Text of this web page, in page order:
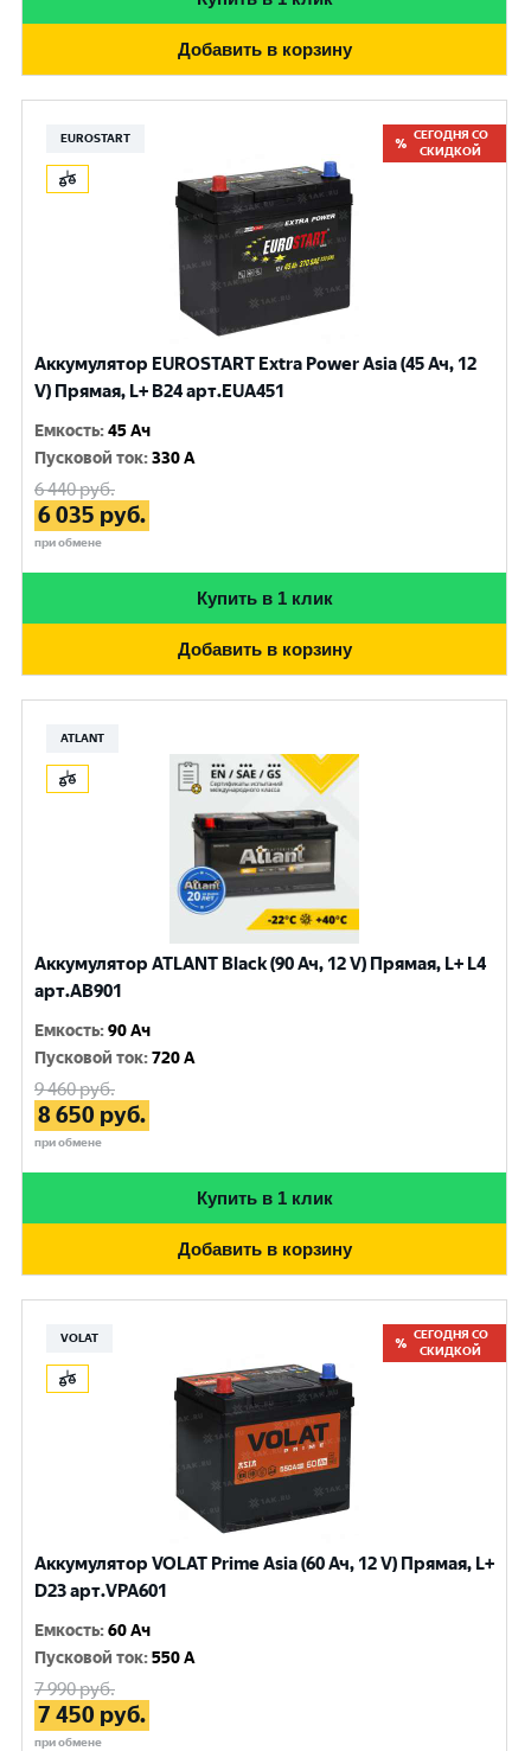
Добавить в корзину
EUROSTART
СЕГОДНЯ СО
СКИДКОЙ
Аккумулятор EUROSTART Extra Power Asia (45 Ач, 12
V) Прямая, L+ B24 арт.EUA451
Емкость:45 Ач
Пусковой ток:330 A
6 440руб.
6 035 руб.
при обмене
Купить в 1 клик
Добавить в корзину
ATLANT
Аккумулятор ATLANT Black (90 Ач, 12 V) Прямая, L+ L4
арт.AB901
Емкость:90 Ач
Пусковой ток:720 A
9 460руб.
8 650 руб.
при обмене
Купить в 1 клик
Добавить в корзину
VOLAT
СЕГОДНЯ СО
СКИДКОЙ
Аккумулятор VOLAT Prime Asia (60 Ач, 12 V) Прямая, L+
D23 арт.VPA601
Емкость:60 Ач
Пусковой ток:550 A
7 990руб.
7 450 руб.
при обмене